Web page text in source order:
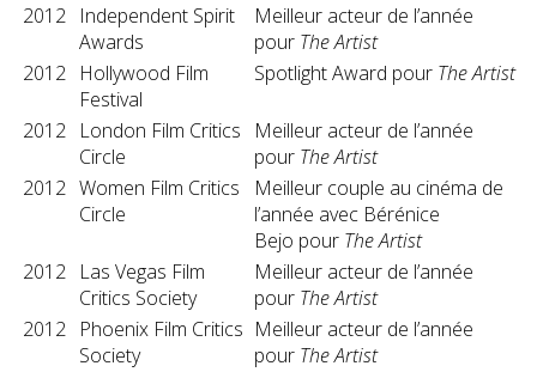
2012
Independent Spirit
Awards
Meilleur acteur de l’année
pour The Artist
2012
Hollywood Film
Festival
Spotlight Award pour The Artist
2012
London Film Critics
Circle
Meilleur acteur de l’année
pour The Artist
2012 Women Film Critics
Circle
Meilleur couple au cinéma de
l’année avec Bérénice
Bejo pour The Artist
2012
Las Vegas Film
Critics Society
Meilleur acteur de l’année
pour The Artist
2012
Phoenix Film Critics
Society
Meilleur acteur de l’année
pour The Artist